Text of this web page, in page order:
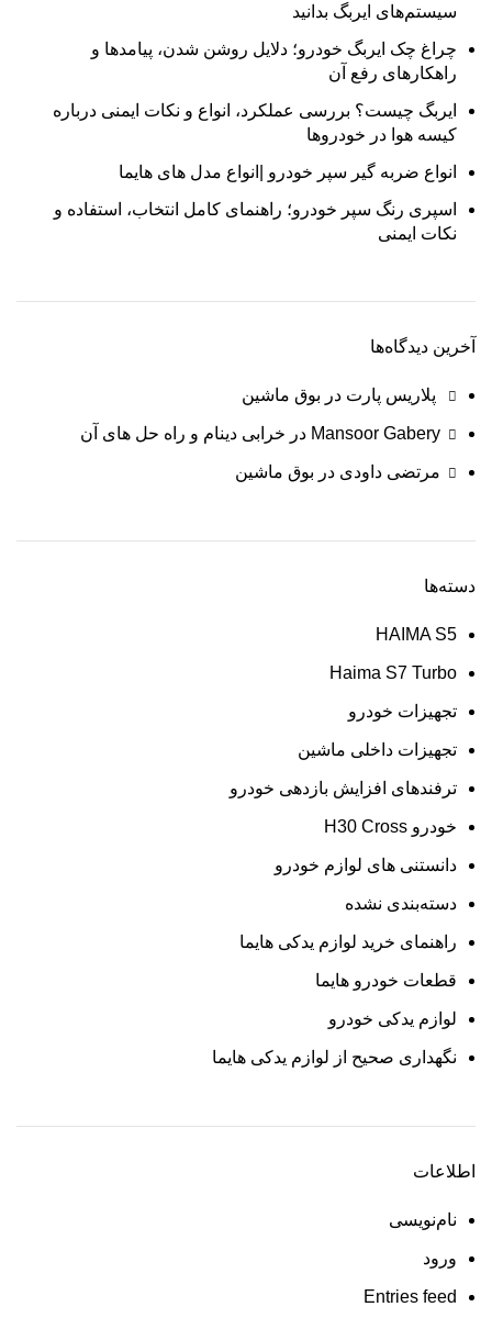
سیستم‌های ایربگ بدانید
چراغ چک ایربگ خودرو؛ دلایل روشن شدن، پیامدها و
راهکارهای رفع آن
ایربگ چیست؟ بررسی عملکرد، انواع و نکات ایمنی درباره
کیسه هوا در خودروها
انواع ضربه‌ گیر سپر خودرو |انواع مدل های هایما
اسپری رنگ سپر خودرو؛ راهنمای کامل انتخاب، استفاده و
نکات ایمنی
آخرین دیدگاه‌ها
پلاریس پارت در بوق ماشین
Mansoor Gabery در خرابی دینام و راه حل های آن
مرتضی داودی در بوق ماشین
دسته‌ها
HAIMA S5
Haima S7 Turbo
تجهیزات خودرو
تجهیزات داخلی ماشین
ترفندهای افزایش بازدهی خودرو
خودرو H30 Cross
دانستنی های لوازم خودرو
دسته‌بندی نشده
راهنمای خرید لوازم یدکی هایما
قطعات خودرو هایما
لوازم یدکی خودرو
نگهداری صحیح از لوازم یدکی هایما
اطلاعات
نام‌نویسی
ورود
Entries feed